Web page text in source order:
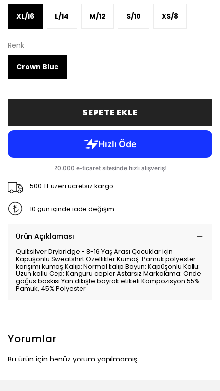
XL/16 L/14 M/12 S/10 XS/8
Renk
Crown Blue
SEPETE EKLE
500 TL üzeri ücretsiz kargo
10 gün içinde iade değişim
Ürün Açıklaması
Quiksilver Drybridge - 8-16 Yaş Arası Çocuklar için
Kapüşonlu Sweatshirt Özellikler Kumaş: Pamuk polyester
karışımı kumaş Kalıp: Normal kalıp Boyun: Kapüşonlu Kollu:
Uzun kollu Cep: Kanguru cepler Astarsız Markalama: Önde
göğüs baskısı Yan dikişte bayrak etiketi Kompozisyon 55%
Pamuk, 45% Polyester
Yorumlar
Bu ürün için henüz yorum yapılmamış.